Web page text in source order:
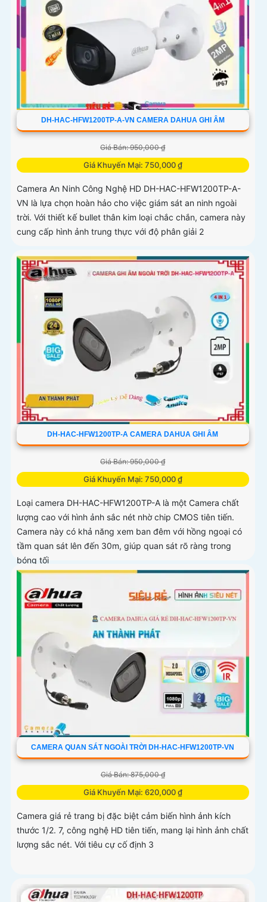
DH-HAC-HFW1200TP-A-VN CAMERA DAHUA GHI ÂM
Giá Bán: 950,000 ₫
Giá Khuyến Mại: 750,000 ₫
Camera An Ninh Công Nghệ HD DH-HAC-HFW1200TP-A-
VN là lựa chọn hoàn hảo cho việc giám sát an ninh ngoài
trời. Với thiết kế bullet thân kim loại chắc chắn, camera này
cung cấp hình ảnh trung thực với độ phân giải 2
DH-HAC-HFW1200TP-A CAMERA DAHUA GHI ÂM
Giá Bán: 950,000 ₫
Giá Khuyến Mại: 750,000 ₫
Loại camera DH-HAC-HFW1200TP-A là một Camera chất
lượng cao với hình ảnh sắc nét nhờ chip CMOS tiên tiến.
Camera này có khả năng xem ban đêm với hồng ngoại có
tầm quan sát lên đến 30m, giúp quan sát rõ ràng trong
bóng tối
CAMERA QUAN SÁT NGOÀI TRỜI DH-HAC-HFW1200TP-VN
Giá Bán: 875,000 ₫
Giá Khuyến Mại: 620,000 ₫
Camera giá rẻ trang bị đặc biệt cảm biến hình ảnh kích
thước 1/2. 7, công nghệ HD tiên tiến, mang lại hình ảnh chất
lượng sắc nét. Với tiêu cự cố định 3